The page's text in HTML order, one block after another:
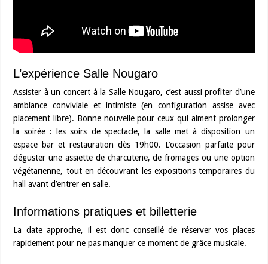
L’expérience Salle Nougaro
Assister à un concert à la Salle Nougaro, c’est aussi profiter d’une
ambiance conviviale et intimiste (en configuration assise avec
placement libre). Bonne nouvelle pour ceux qui aiment prolonger
la soirée : les soirs de spectacle, la salle met à disposition un
espace bar et restauration dès 19h00. L’occasion parfaite pour
déguster une assiette de charcuterie, de fromages ou une option
végétarienne, tout en découvrant les expositions temporaires du
hall avant d’entrer en salle.
Informations pratiques et billetterie
La date approche, il est donc conseillé de réserver vos places
rapidement pour ne pas manquer ce moment de grâce musicale.